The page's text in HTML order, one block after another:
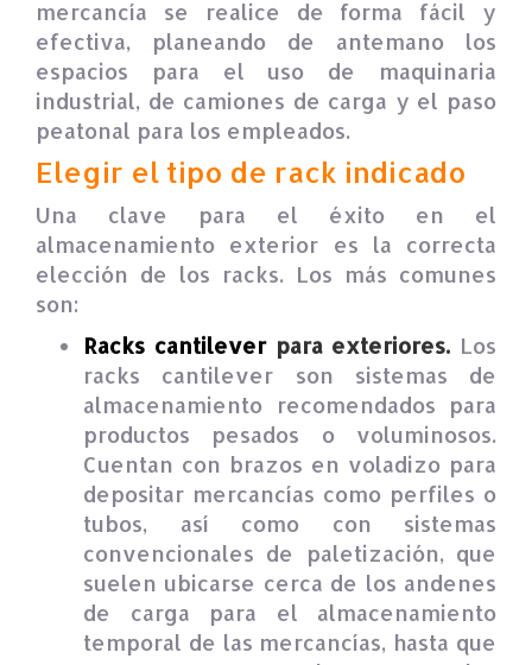
mercancía se realice de forma fácil y
efectiva, planeando de antemano los
espacios para el uso de maquinaria
industrial, de camiones de carga y el paso
peatonal para los empleados.
Elegir el tipo de rack indicado
Una clave para el éxito en el
almacenamiento exterior es la correcta
elección de los racks. Los más comunes
son:
Racks cantileverpara exteriores. Los
racks cantilever son sistemas de
almacenamiento recomendados para
productos pesados o voluminosos.
Cuentan con brazos en voladizo para
depositar mercancías como perfiles o
tubos, así como con sistemas
convencionales de paletización, que
suelen ubicarse cerca de los andenes
de carga para el almacenamiento
temporal de las mercancías, hasta que